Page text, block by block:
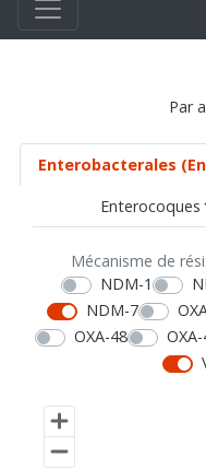
Par
Enterobacterales
Enterocoques
Mécanisme de
NDM-1
NDM-7
OXA-48